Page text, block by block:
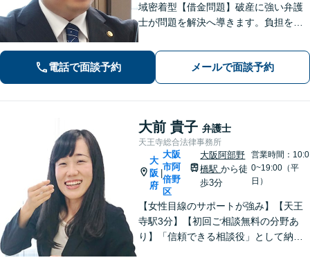
域密着型【借金問題】破産に強い弁護
士が問題を解決へ導きます。負担を減
題】不貞の慰謝料請求、離婚協議・調
停、熟年離婚に対応。お一人で悩まず
ご相談ください。【夜間休日対応可】
電話で面談予約 メールで面談予約
大前 貴子 弁護士
天王寺総合法律事務所
大
阪
府
大阪
市阿
倍野
区
大阪阿部野
橋駅から徒
歩3分
営業時間：10:0
0~19:00（平
日）
【女性目線のサポートが強み】【天王
寺駅3分】【初回ご相談無料の分野あ
り】「信頼できる相談役」として納得